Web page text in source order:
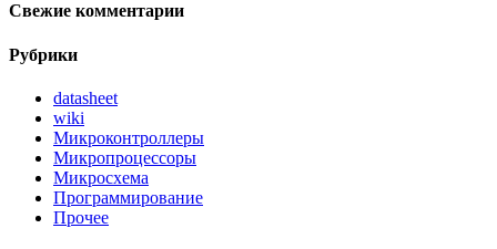
Свежие комментарии
Рубрики
datasheet
wiki
Микроконтроллеры
Микропроцессоры
Микросхема
Программирование
Прочее